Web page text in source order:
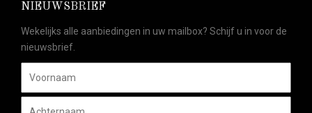
NIEUWSBRIEF
Wekelijks alle aanbiedingen in uw mailbox? Schijf u in voor de
nieuwsbrief.